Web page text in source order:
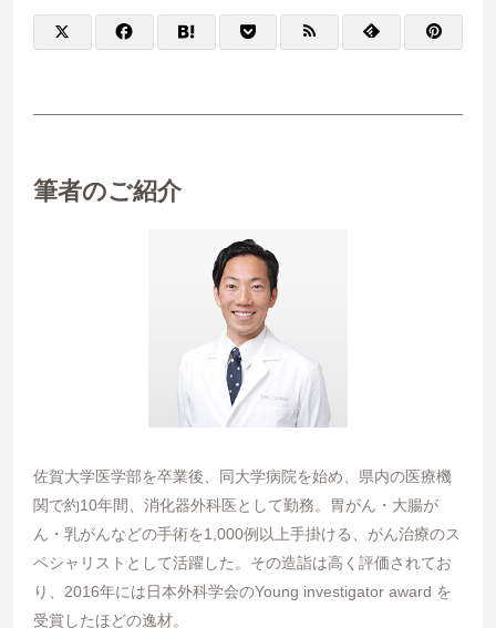
筆者のご紹介
佐賀大学医学部を卒業後、同大学病院を始め、県内の医療機
関で約10年間、消化器外科医として勤務。胃がん・大腸が
ん・乳がんなどの手術を1,000例以上手掛ける、がん治療のス
ペシャリストとして活躍した。その造詣は高く評価されてお
り、2016年には日本外科学会のYoung investigator award を
受賞したほどの逸材。